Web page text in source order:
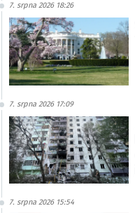
7. srpna 2026 18:26
7. srpna 2026 17:09
7. srpna 2026 15:54